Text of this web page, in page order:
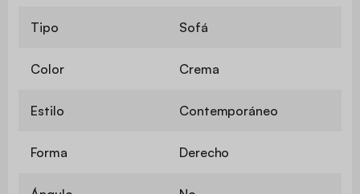
Tipo Sofá
Color Crema
Estilo Contemporáneo
Forma Derecho